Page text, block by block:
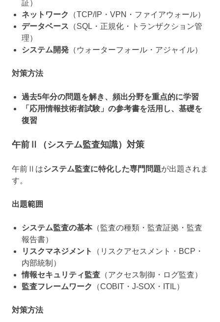
証）
ネットワーク
（TCP/IP・VPN・ファイアウォール）
データベース （SQL・正規化・トランザクション管
理）
システム開発 （ウォーターフォール・アジャイル）
対策方法
過去5年分の問題を解き、頻出分野を重点的に学習
「応用情報技術者試験」の参考書を活用し、基礎を
復習
午前Ⅱ（システム監査知識）対策
午前Ⅱはシステム監査に特化した専門問題が出題されま
す。
出題範囲
システム監査の基本（監査の種類・監査証拠・監査
報告書）
リスクマネジメント
（リスクアセスメント・BCP・
内部統制）
情報セキュリティ監査 （アクセス制御・ログ監査）
監査フレームワーク
（COBIT・J-SOX・ITIL）
対策方法